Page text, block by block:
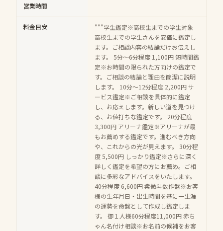
営業時間
料金目安
"""学生鑑定※高校生までの学生対象
高校生までの学生さんを安価に鑑定し
ます。ご相談内容の結論だけお伝えし
ます。 5分～6分程度 1,100円 短時間鑑
定※お時間の限られた方向けの鑑定で
す。ご相談の結論と理由を簡潔に説明
します。 10分～12分程度 2,200円 サ
ービス鑑定※ご相談を具体的に鑑定
し、お応えします。新しい道を見つけ
る、お値打ちな鑑定です。 20分程度
3,300円 アリーナ鑑定※アリーナが最
もお薦めする鑑定です。進むべき方向
や、これからの光が見えます。 30分程
度 5,500円 しっかり鑑定※さらに深く
詳しく鑑定を希望の方にお薦め。ご相
談に多彩なアドバイスをいたします。
40分程度 6,600円 紫微斗数作盤※お客
様の生年月日・出生時間を基に一生涯
の運勢を命盤として作成し鑑定しま
す。 御１人様60分程度11,000円 赤ち
ゃん名付け相談※お名前の候補をお客